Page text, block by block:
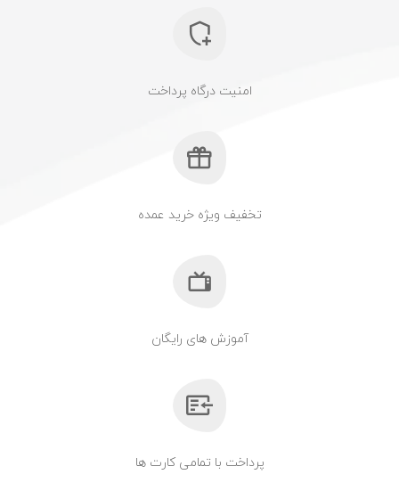
امنیت درگاه پرداخت
تخفیف ویژه خرید عمده
آموزش های رایگان
پرداخت با تمامی کارت ها